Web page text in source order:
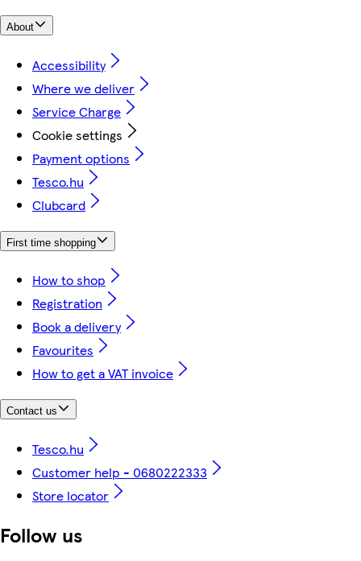
About
Accessibility
Where we deliver
Service Charge
Cookie settings
Payment options
Tesco.hu
Clubcard
First time shopping
How to shop
Registration
Book a delivery
Favourites
How to get a VAT invoice
Contact us
Tesco.hu
Customer help - 0680222333
Store locator
Follow us